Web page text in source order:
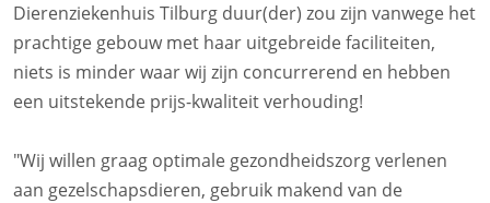
Dierenziekenhuis Tilburg duur(der) zou zijn vanwege het
prachtige gebouw met haar uitgebreide faciliteiten,
niets is minder waar wij zijn concurrerend en hebben
een uitstekende prijs-kwaliteit verhouding!
"Wij willen graag optimale gezondheidszorg verlenen
aan gezelschapsdieren, gebruik makend van de